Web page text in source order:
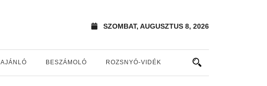
SZOMBAT, AUGUSZTUS 8, 2026
AJÁNLÓ BESZÁMOLÓ ROZSNYÓ-VIDÉK